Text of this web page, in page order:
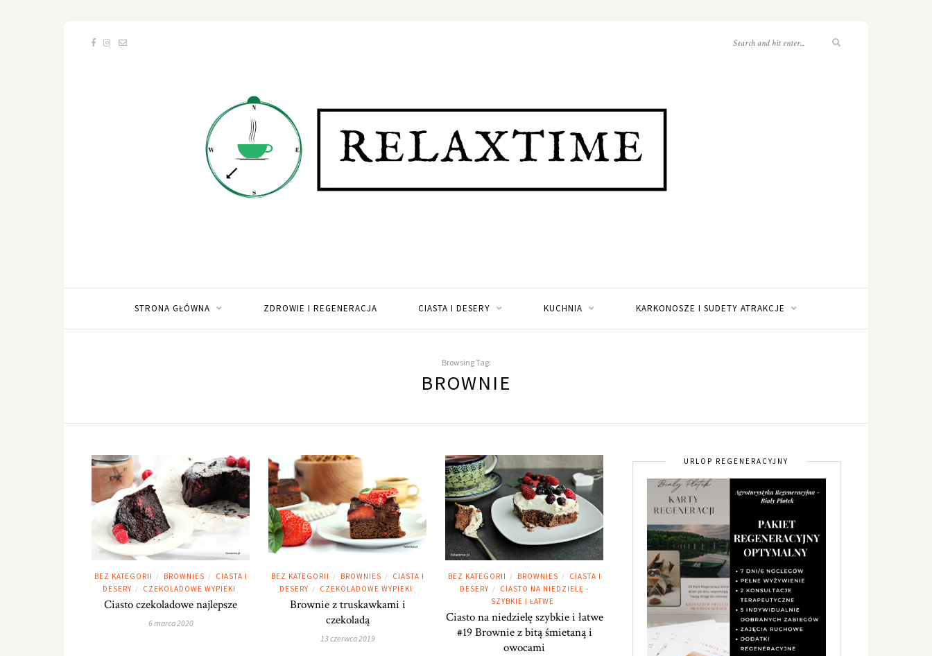
STRONA GŁÓWNA ZDROWIE I REGENERACJA CIASTA I DESERY KUCHNIA KARKONOSZE I SUDETY ATRAKCJE
Browsing Tag:
BROWNIE
BEZ KATEGORII / BROWNIES /
CIASTA I
DESERY / CZEKOLADOWE WYPIEKI
Ciasto czekoladowe najlepsze
6 marca 2020
BEZ KATEGORII / BROWNIES /
CIASTA I
DESERY / CZEKOLADOWE WYPIEKI
Brownie z truskawkami i
czekoladą
13 czerwca 2019
BEZ KATEGORII / BROWNIES /
CIASTA I
DESERY /
CIASTO NA NIEDZIELĘ -
SZYBKIE I ŁATWE
Ciasto na niedzielę szybkie i łatwe
#19 Brownie z bitą śmietaną i
owocami
URLOP REGENERACYJNY